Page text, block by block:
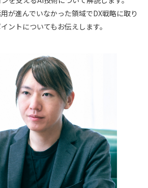
が進んでいなかった領域でDX戦略に取り
ントについてもお伝えします。